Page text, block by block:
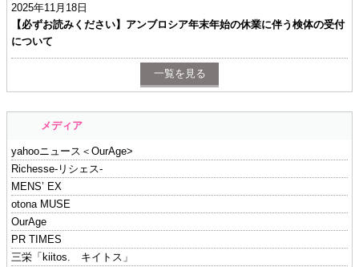
2025年11月18日
【必ずお読みください】アンブロシア年末年始の休業に伴う検体の受付
について
一覧を見る
メディア
yahooニュース＜OurAge>
Richesse-リシェス-
MENS’ EX
otona MUSE
OurAge
PR TIMES
三栄「kiitos. キイトス」